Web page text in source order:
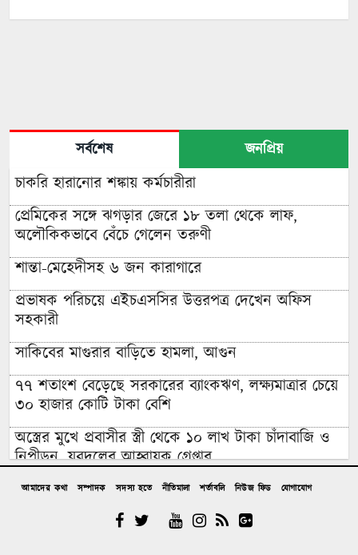
সর্বশেষ জনপ্রিয়
চাকরি হারানোর শঙ্কায় কর্মচারীরা
প্রেমিকের সঙ্গে ঝগড়ার জেরে ১৮ তলা থেকে লাফ,
অলৌকিকভাবে বেঁচে গেলেন তরুণী
শান্তা-মেহেদীসহ ৬ জন কারাগারে
প্রভাষক পরিচয়ে এইচএসসির উত্তরপত্র দেখেন অফিস
সহকারী
সাকিবের মাগুরার বাড়িতে হামলা, আগুন
৭৭ শতাংশ বেড়েছে সরকারের ব্যাংকঋণ, লক্ষ্যমাত্রার চেয়ে
৩০ হাজার কোটি টাকা বেশি
অস্ত্রের মুখে প্রবাসীর স্ত্রী থেকে ১০ লাখ টাকা চাঁদাবাজি ও
নিপীড়ন, যুবদলের আহ্বায়ক গ্রেপ্তার
চাঁদপুরের মাদকসেবী ভাতিজাকে তুলে আনতে গিয়ে চাচাকে
পিটিয়ে হত্যা”সড়ক অবরোধ
আমাদের কথা সম্পাদক সদস্য হতে নীতিমালা শর্তাবলি নিউজ ফিড যোগাযোগ